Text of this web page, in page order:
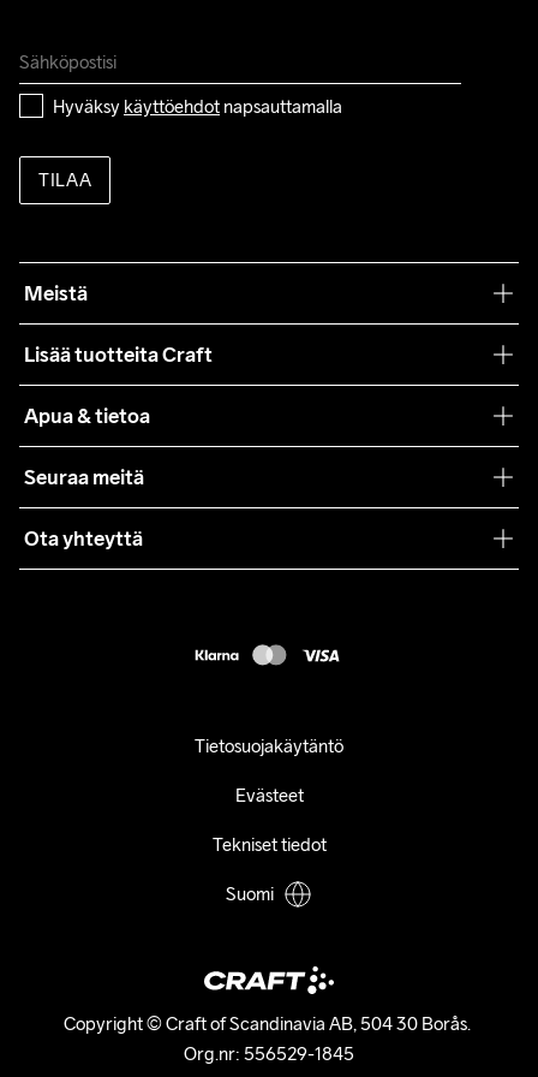
Hyväksy käyttöehdot napsauttamalla
TILAA
Meistä
Lisää tuotteita Craft
Yhteistyöt
Lehdistö
Apua & tietoa
Käyttöehdot
Asiakaspalvelu
Seuraa meitä
Ota yhteyttä
Copyright © Craft of Scandinavia AB, 504 30 Borås.
Org.nr: 556529-1845
Tietosuojakäytäntö
Evästeet
Tekniset tiedot
Suomi